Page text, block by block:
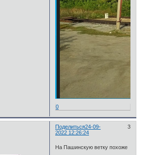
0
Поделиться 3
24-09-
2022 12:26:24
На Пашинскую ветку похоже